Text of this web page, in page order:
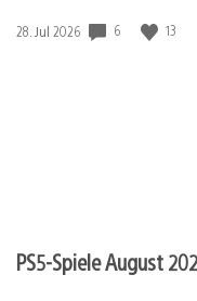
Veröffentlichungsdatum:
28. Jul 2026 6 13
PS5-Spiele August